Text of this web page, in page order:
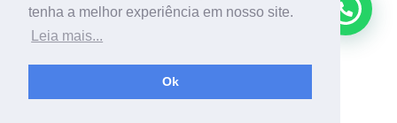
tenha a melhor experiência em nosso site.
Leia mais...
Ok